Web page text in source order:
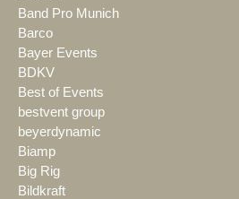
Band Pro Munich
Barco
Bayer Events
BDKV
Best of Events
bestvent group
beyerdynamic
Biamp
Big Rig
Bildkraft